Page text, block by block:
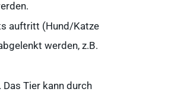
auftritt (Hund/Katze
werden, z.B.
Tier kann durch